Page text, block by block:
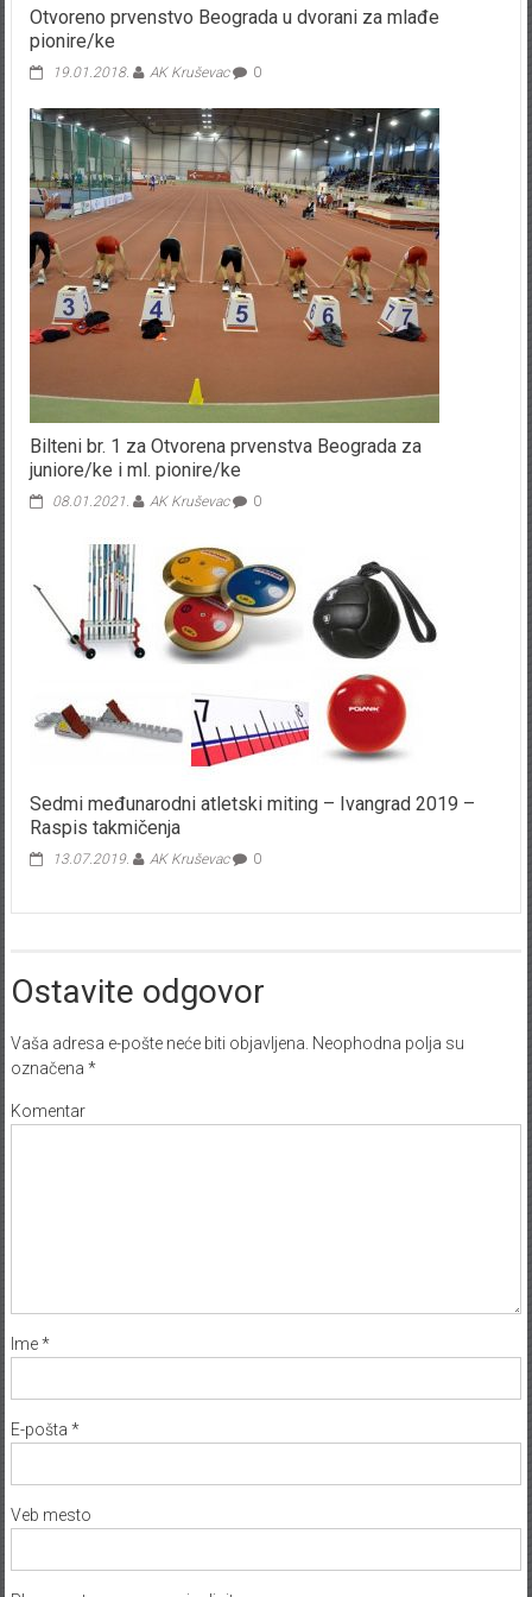
Otvoreno prvenstvo Beograda u dvorani za mlađe
pionire/ke
19.01.2018. AK Kruševac 0
Bilteni br. 1 za Otvorena prvenstva Beograda za
juniore/ke i ml. pionire/ke
08.01.2021. AK Kruševac 0
Sedmi međunarodni atletski miting – Ivangrad 2019 –
Raspis takmičenja
13.07.2019. AK Kruševac 0
Ostavite odgovor
Vaša adresa e-pošte neće biti objavljena. Neophodna polja su
označena *
Komentar
Ime*
E-pošta *
Veb mesto